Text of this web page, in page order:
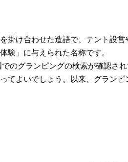
掛け合わせた造語で、テント設
験」に与えられた名称です。
のグランピングの検索が確認さ
てよいでしょう。以来、グラン